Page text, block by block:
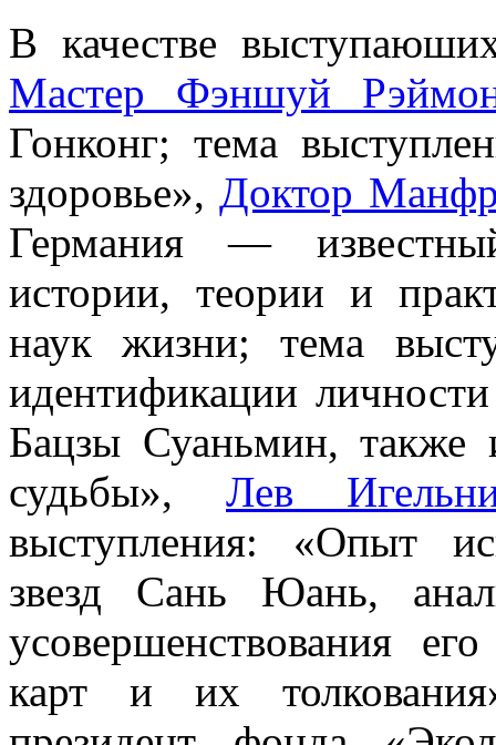
В качестве
Мастер Фэншуй
Гонконг; тема
здоровье»,Доктор
Германия —
истории, теории и
наук жизни; тема
идентификации
Бацзы Суаньмин, также
судьбы», Лев
выступления: «Опыт
звезд Сань Юань,
усовершенствования
карт и их